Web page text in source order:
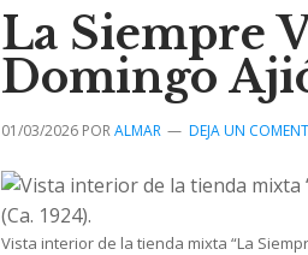
Cornelio
Hernández
La Siempre
Domingo
01/03/2026 PORALMAR DEJA UN
Vista interior de la tienda mixta “La